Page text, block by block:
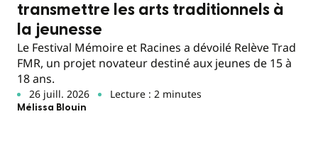
transmettre les arts traditionnels à
la jeunesse
Le Festival Mémoire et Racines a dévoilé Relève Trad
FMR, un projet novateur destiné aux jeunes de 15 à
18 ans.
26 juill. 2026 Lecture : 2 minutes
Mélissa Blouin